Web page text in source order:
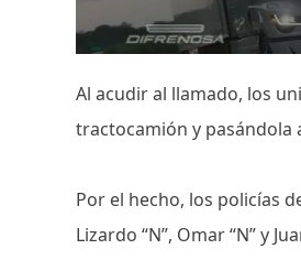
Al acudir al llamado, los
tractocamión y pasándola
Por el hecho, los policías
Lizardo “N”, Omar “N” y